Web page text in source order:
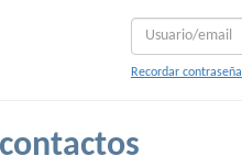
Recordar contraseña